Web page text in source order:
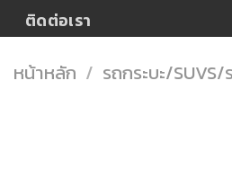
ติดต่อเรา
หน้าหลัก / รถกระบะ/